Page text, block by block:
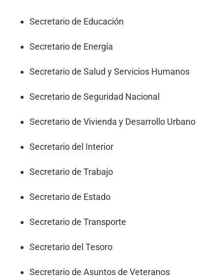
Secretario de Educación
Secretario de Energía
Secretario de Salud y Servicios Humanos
Secretario de Seguridad Nacional
Secretario de Vivienda y Desarrollo Urbano
Secretario del Interior
Secretario de Trabajo
Secretario de Estado
Secretario de Transporte
Secretario del Tesoro
Secretario de Asuntos de Veteranos